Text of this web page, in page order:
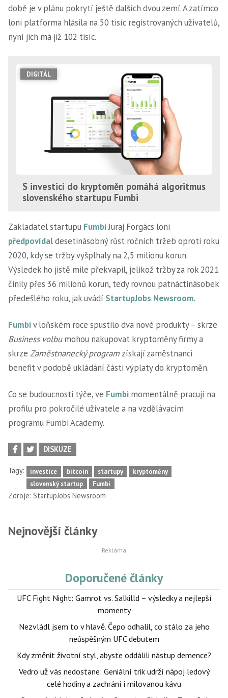
době je v plánu pokrytí ještě dalších dvou zemí. A zatímco
loni platforma hlásila na 50 tisíc registrovaných uživatelů,
nyní jich má již 102 tisíc.
DIGITÁL
S investicí do kryptoměn pomáhá algoritmus
slovenského startupu Fumbi
Zakladatel startupu FumbiJuraj Forgács loni
předpovídaldesetinásobný růst ročních tržeb oproti roku
2020, kdy se tržby vyšplhaly na 2,5 milionu korun.
Výsledek ho jistě mile překvapil, jelikož tržby za rok 2021
činily přes 36 milionů korun, tedy rovnou patnáctinásobek
předešlého roku, jak uvádí StartupJobs Newsroom.
Fumbiv loňském roce spustilo dva nové produkty – skrze
Business volbumohou nakupovat kryptoměny firmy a
skrze Zaměstnanecký program získají zaměstnanci
benefit v podobě ukládání části výplaty do kryptoměn.
Co se budoucnosti týče, ve Fumbi momentálně pracují na
profilu pro pokročilé uživatele a na vzdělávacím
programu Fumbi Academy.
DISKUZE
Tagy: investice bitcoin startupy
kryptoměny
slovenský startup
Fumbi
Zdroje: StartupJobs Newsroom
Nejnovější články
Doporučené články
UFC Fight Night: Gamrot vs. Salkilld – výsledky a nejlepší
momenty
Nezvládl jsem to v hlavě. Čepo odhalil, co stálo za jeho
neúspěšným UFC debutem
Kdy změnit životní styl, abyste oddálili nástup demence?
Vedro už vás nedostane: Geniální trik udrží nápoj ledový
celé hodiny a zachrání i milovanou kávu